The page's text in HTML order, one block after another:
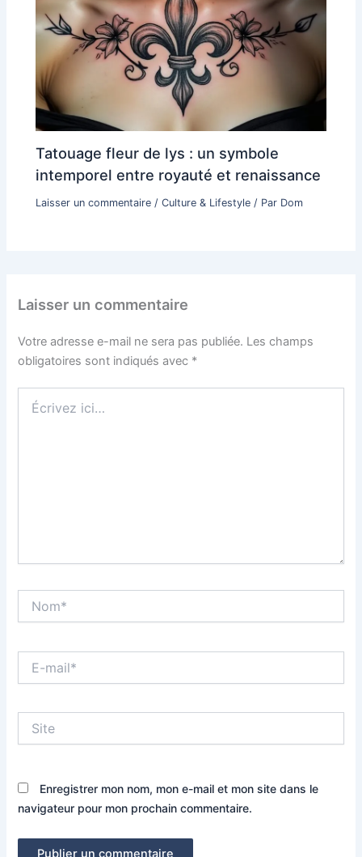
Tatouage fleur de lys : un symbole
intemporel entre royauté et renaissance
Laisser un commentaire /Culture & Lifestyle / Par Dom
Laisser un commentaire
Votre adresse e-mail ne sera pas publiée. Les champs
obligatoires sont indiqués avec *
ici…
mail*
Enregistrer mon nom, mon e-mail et mon site dans le
navigateur pour mon prochain commentaire.